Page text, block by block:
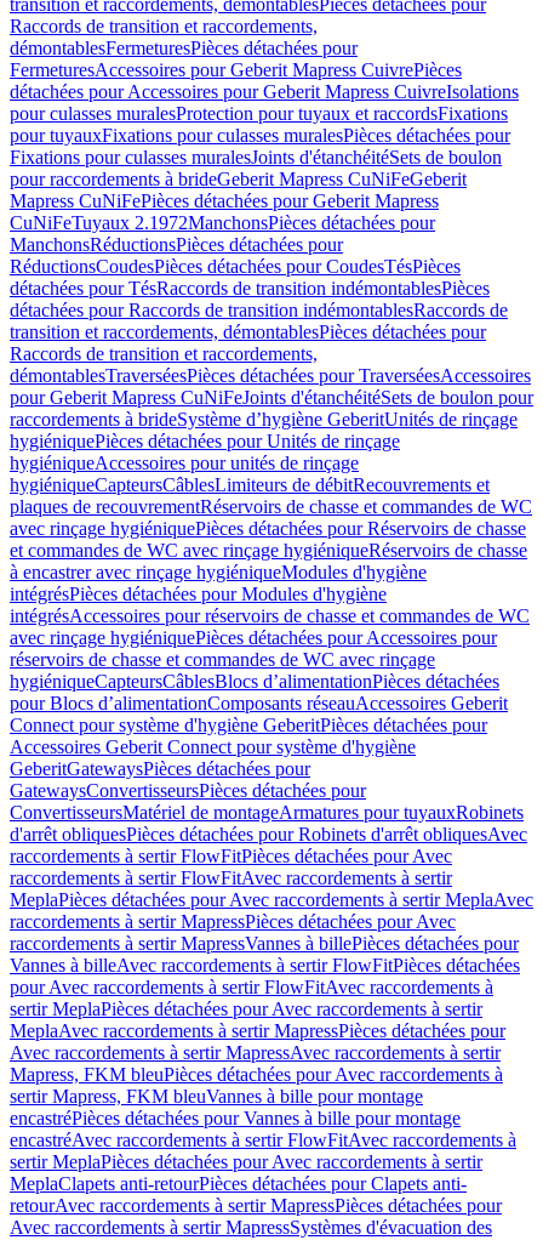
transition et raccordements, démontablesPièces détachées pour
Raccords de transition et raccordements,
démontablesFermeturesPièces détachées pour
FermeturesAccessoires pour Geberit Mapress CuivrePièces
détachées pour Accessoires pour Geberit Mapress CuivreIsolations
pour culasses muralesProtection pour tuyaux et raccordsFixations
pour tuyauxFixations pour culasses muralesPièces détachées pour
Fixations pour culasses muralesJoints d'étanchéitéSets de boulon
pour raccordements à brideGeberit Mapress CuNiFeGeberit
Mapress CuNiFePièces détachées pour Geberit Mapress
CuNiFeTuyaux 2.1972ManchonsPièces détachées pour
ManchonsRéductionsPièces détachées pour
RéductionsCoudesPièces détachées pour CoudesTésPièces
détachées pour TésRaccords de transition indémontablesPièces
détachées pour Raccords de transition indémontablesRaccords de
transition et raccordements, démontablesPièces détachées pour
Raccords de transition et raccordements,
démontablesTraverséesPièces détachées pour TraverséesAccessoires
pour Geberit Mapress CuNiFeJoints d'étanchéitéSets de boulon pour
raccordements à brideSystème d’hygiène GeberitUnités de rinçage
hygiéniquePièces détachées pour Unités de rinçage
hygiéniqueAccessoires pour unités de rinçage
hygiéniqueCapteursCâblesLimiteurs de débitRecouvrements et
plaques de recouvrementRéservoirs de chasse et commandes de WC
avec rinçage hygiéniquePièces détachées pour Réservoirs de chasse
et commandes de WC avec rinçage hygiéniqueRéservoirs de chasse
à encastrer avec rinçage hygiéniqueModules d'hygiène
intégrésPièces détachées pour Modules d'hygiène
intégrésAccessoires pour réservoirs de chasse et commandes de WC
avec rinçage hygiéniquePièces détachées pour Accessoires pour
réservoirs de chasse et commandes de WC avec rinçage
hygiéniqueCapteursCâblesBlocs d’alimentationPièces détachées
pour Blocs d’alimentationComposants réseauAccessoires Geberit
Connect pour système d'hygiène GeberitPièces détachées pour
Accessoires Geberit Connect pour système d'hygiène
GeberitGatewaysPièces détachées pour
GatewaysConvertisseursPièces détachées pour
ConvertisseursMatériel de montageArmatures pour tuyauxRobinets
d'arrêt obliquesPièces détachées pour Robinets d'arrêt obliquesAvec
raccordements à sertir FlowFitPièces détachées pour Avec
raccordements à sertir FlowFitAvec raccordements à sertir
MeplaPièces détachées pour Avec raccordements à sertir MeplaAvec
raccordements à sertir MapressPièces détachées pour Avec
raccordements à sertir MapressVannes à billePièces détachées pour
Vannes à billeAvec raccordements à sertir FlowFitPièces détachées
pour Avec raccordements à sertir FlowFitAvec raccordements à
sertir MeplaPièces détachées pour Avec raccordements à sertir
MeplaAvec raccordements à sertir MapressPièces détachées pour
Avec raccordements à sertir MapressAvec raccordements à sertir
Mapress, FKM bleuPièces détachées pour Avec raccordements à
sertir Mapress, FKM bleuVannes à bille pour montage
encastréPièces détachées pour Vannes à bille pour montage
encastréAvec raccordements à sertir FlowFitAvec raccordements à
sertir MeplaPièces détachées pour Avec raccordements à sertir
MeplaClapets anti-retourPièces détachées pour Clapets anti-
retourAvec raccordements à sertir MapressPièces détachées pour
Avec raccordements à sertir MapressSystèmes d'évacuation des